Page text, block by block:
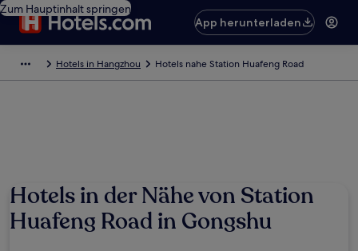
Zum Hauptinhalt springen
App herunterladen
Hotels in Hangzhou Hotels nahe Station Huafeng Road
Hotels in der Nähe von Station
Huafeng Road in Gongshu